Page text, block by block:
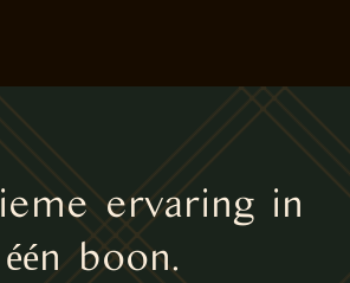
ervaring in
één boon.